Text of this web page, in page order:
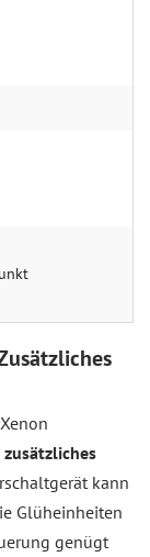
zusätzliches
kann
Glüheinheiten
genügt